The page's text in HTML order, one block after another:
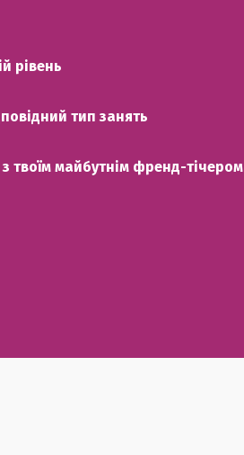
рівень
тип занять
твоїм майбутнім френд-тічером